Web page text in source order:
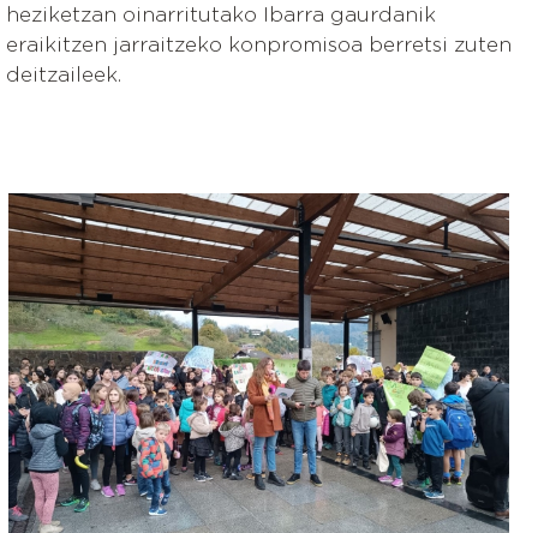
heziketzan oinarritutako Ibarra gaurdanik
eraikitzen jarraitzeko konpromisoa berretsi zuten
deitzaileek.